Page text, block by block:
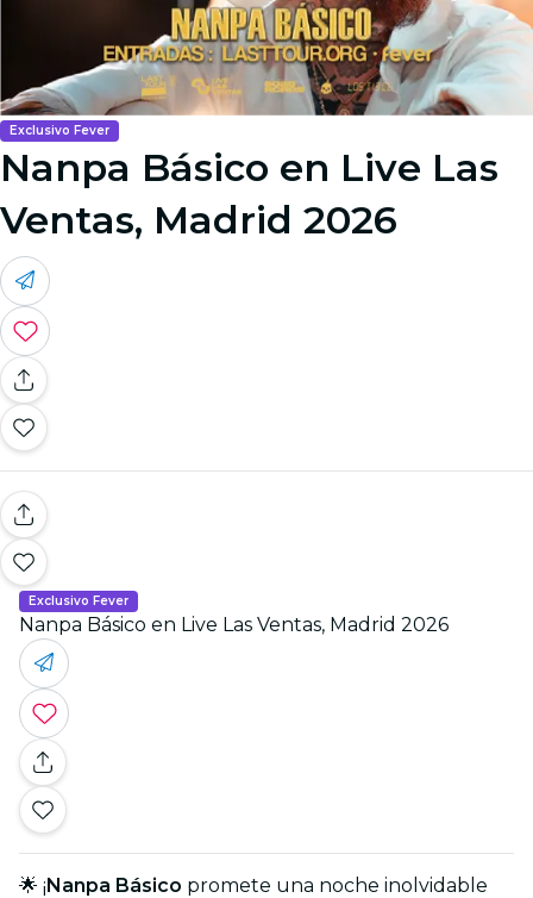
Exclusivo Fever
Nanpa Básico en Live Las
Ventas, Madrid 2026
Exclusivo Fever
Nanpa Básico en Live Las Ventas, Madrid 2026
🌟 ¡Nanpa Básico promete una noche inolvidable